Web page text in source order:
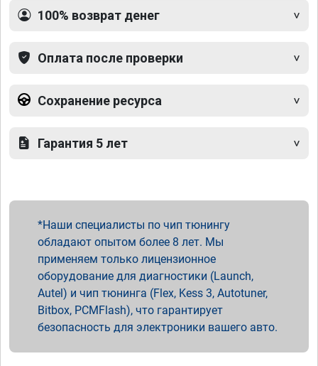
100% возврат денег
Оплата после проверки
Сохранение ресурса
Гарантия 5 лет
Наши специалисты по чип тюнингу
обладают опытом более 8 лет. Мы
применяем только лицензионное
оборудование для диагностики (Launch,
Autel) и чип тюнинга (Flex, Kess 3, Autotuner,
Bitbox, PCMFlash), что гарантирует
безопасность для электроники вашего авто.